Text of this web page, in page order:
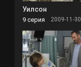
Уилсон
9 серия 2009-11-30